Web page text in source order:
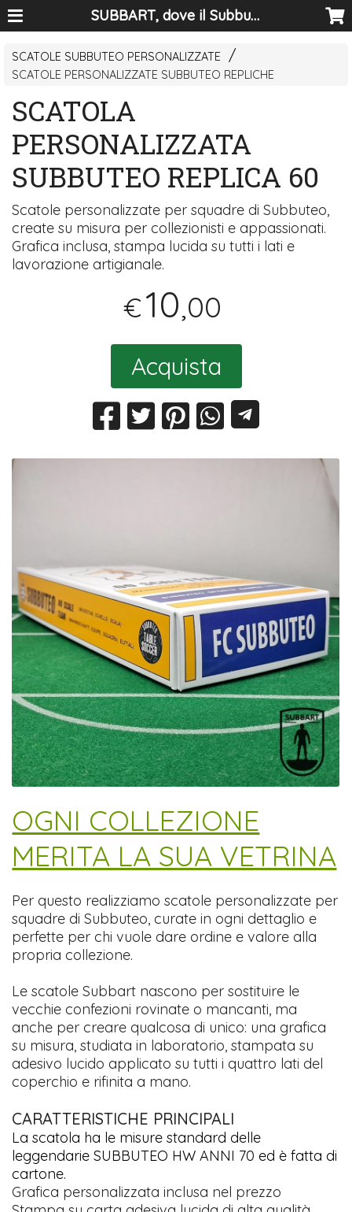
SUBBART, dove il Subbuteo diventa arte
SCATOLE SUBBUTEO PERSONALIZZATE
SCATOLE PERSONALIZZATE SUBBUTEO REPLICHE
SCATOLA
PERSONALIZZATA
SUBBUTEO REPLICA 60
Scatole personalizzate per squadre di Subbuteo,
create su misura per collezionisti e appassionati.
Grafica inclusa, stampa lucida su tutti i lati e
lavorazione artigianale.
€10,00
Acquista
​OGNI COLLEZIONE
MERITA LA SUA VETRINA
Per questo realizziamo scatole personalizzate per
squadre di Subbuteo, curate in ogni dettaglio e
perfette per chi vuole dare ordine e valore alla
propria collezione.
Le scatole Subbart nascono per sostituire le
vecchie confezioni rovinate o mancanti, ma
anche per creare qualcosa di unico: una grafica
su misura, studiata in laboratorio, stampata su
adesivo lucido applicato su tutti i quattro lati del
coperchio e rifinita a mano.
CARATTERISTICHE PRINCIPALI
La scatola ha le misure standard delle
leggendarie SUBBUTEO HW ANNI 70 ed è fatta di
cartone.
Grafica personalizzata inclusa nel prezzo